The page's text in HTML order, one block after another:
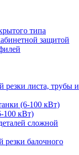
типа
защитой
резки листа, трубы и
(6-100 кВт)
100 кВт)
сложной
резки балочного